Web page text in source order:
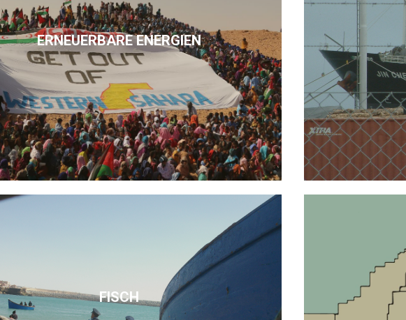
ERNEUERBARE ENERGIEN
FISCH